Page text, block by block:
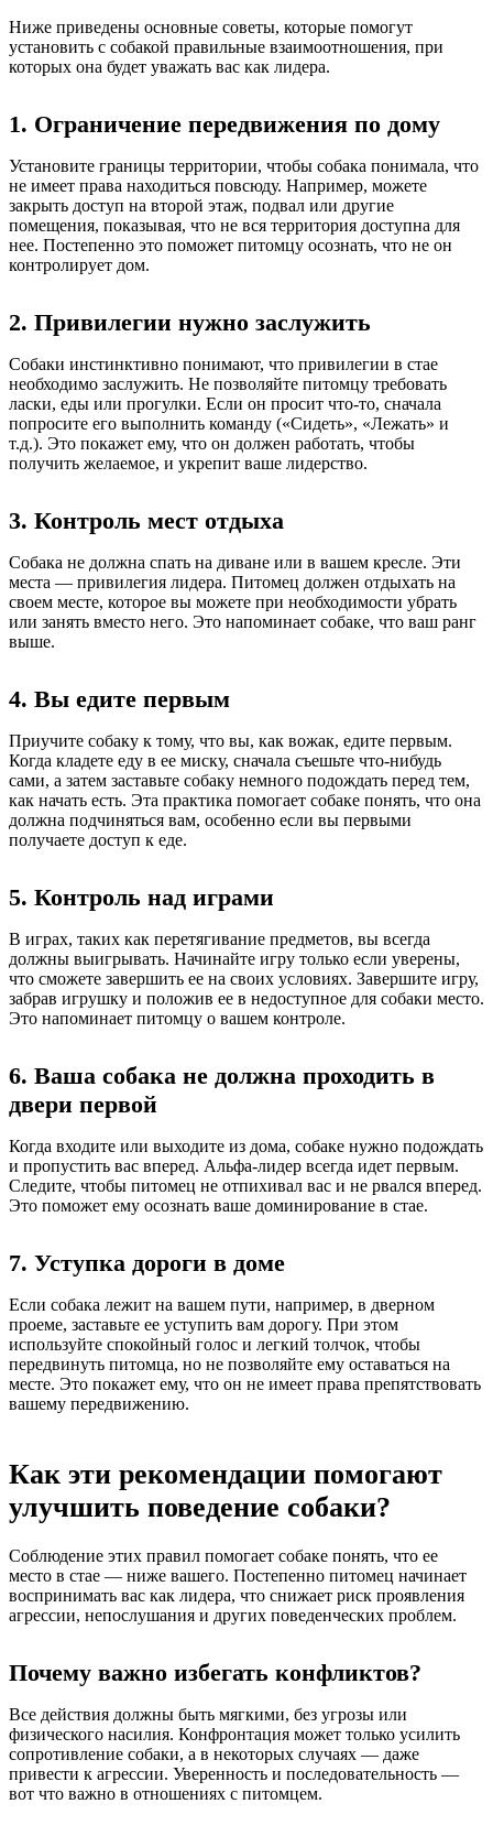
Ниже приведены основные советы, которые помогут
установить с собакой правильные взаимоотношения, при
которых она будет уважать вас как лидера.
1. Ограничение передвижения по дому
Установите границы территории, чтобы собака понимала, что
не имеет права находиться повсюду. Например, можете
закрыть доступ на второй этаж, подвал или другие
помещения, показывая, что не вся территория доступна для
нее. Постепенно это поможет питомцу осознать, что не он
контролирует дом.
2. Привилегии нужно заслужить
Собаки инстинктивно понимают, что привилегии в стае
необходимо заслужить. Не позволяйте питомцу требовать
ласки, еды или прогулки. Если он просит что-то, сначала
попросите его выполнить команду («Сидеть», «Лежать» и
т.д.). Это покажет ему, что он должен работать, чтобы
получить желаемое, и укрепит ваше лидерство.
3. Контроль мест отдыха
Собака не должна спать на диване или в вашем кресле. Эти
места — привилегия лидера. Питомец должен отдыхать на
своем месте, которое вы можете при необходимости убрать
или занять вместо него. Это напоминает собаке, что ваш ранг
выше.
4. Вы едите первым
Приучите собаку к тому, что вы, как вожак, едите первым.
Когда кладете еду в ее миску, сначала съешьте что-нибудь
сами, а затем заставьте собаку немного подождать перед тем,
как начать есть. Эта практика помогает собаке понять, что она
должна подчиняться вам, особенно если вы первыми
получаете доступ к еде.
5. Контроль над играми
В играх, таких как перетягивание предметов, вы всегда
должны выигрывать. Начинайте игру только если уверены,
что сможете завершить ее на своих условиях. Завершите игру,
забрав игрушку и положив ее в недоступное для собаки место.
Это напоминает питомцу о вашем контроле.
6. Ваша собака не должна проходить в
двери первой
Когда входите или выходите из дома, собаке нужно подождать
и пропустить вас вперед. Альфа-лидер всегда идет первым.
Следите, чтобы питомец не отпихивал вас и не рвался вперед.
Это поможет ему осознать ваше доминирование в стае.
7. Уступка дороги в доме
Если собака лежит на вашем пути, например, в дверном
проеме, заставьте ее уступить вам дорогу. При этом
используйте спокойный голос и легкий толчок, чтобы
передвинуть питомца, но не позволяйте ему оставаться на
месте. Это покажет ему, что он не имеет права препятствовать
вашему передвижению.
Как эти рекомендации помогают
улучшить поведение собаки?
Соблюдение этих правил помогает собаке понять, что ее
место в стае — ниже вашего. Постепенно питомец начинает
воспринимать вас как лидера, что снижает риск проявления
агрессии, непослушания и других поведенческих проблем.
Почему важно избегать конфликтов?
Все действия должны быть мягкими, без угрозы или
физического насилия. Конфронтация может только усилить
сопротивление собаки, а в некоторых случаях — даже
привести к агрессии. Уверенность и последовательность —
вот что важно в отношениях с питомцем.